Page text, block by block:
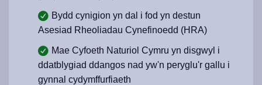
Bydd cynigion yn dal i fod yn destun
Asesiad Rheoliadau Cynefinoedd (HRA)
Mae Cyfoeth Naturiol Cymru yn disgwyl i
ddatblygiad ddangos nad yw'n peryglu'r gallu i
gynnal cydymffurfiaeth